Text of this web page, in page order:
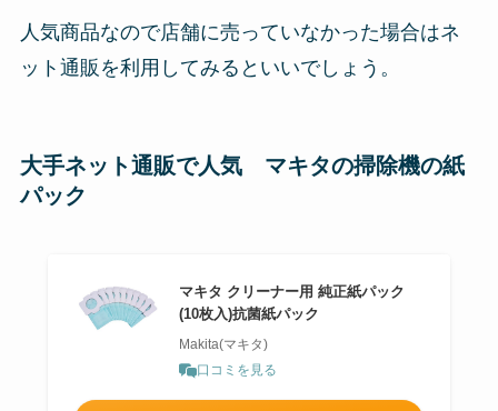
人気商品なので店舗に売っていなかった場合はネ
ット通販を利用してみるといいでしょう。
大手ネット通販で人気 マキタの掃除機の紙
パック
マキタ クリーナー用 純正紙パック
(10枚入)抗菌紙パック
Makita(マキタ)
口コミを見る